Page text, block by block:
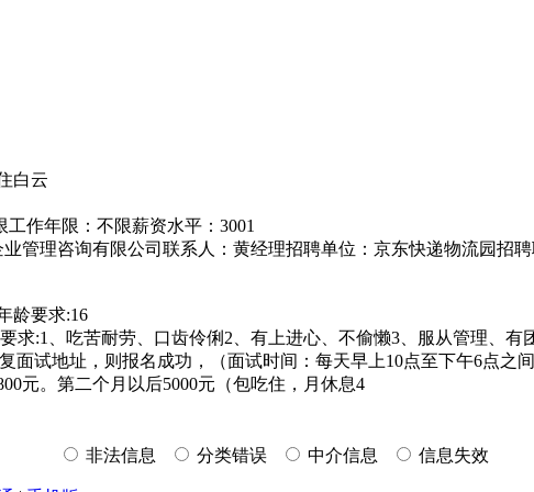
白云
作年限：不限薪资水平：3001
管理咨询有限公司联系人：黄经理招聘单位：京东快递物流园招
龄要求:16
求:1、吃苦耐劳、口齿伶俐2、有上进心、不偷懒3、服从管理、
面试地址，则报名成功，（面试时间：每天早上10点至下午6点
元。第二个月以后5000元（包吃住，月休息4
非法信息 分类错误 中介信息 信息失效